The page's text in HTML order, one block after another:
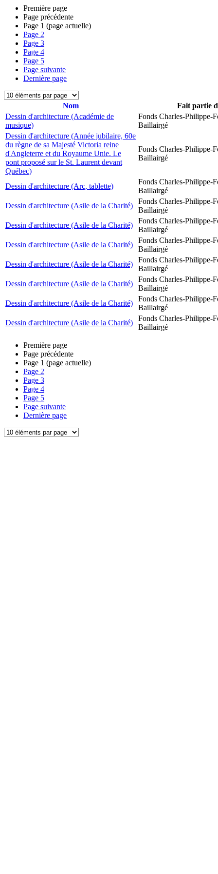
Première page
Page précédente
Page 1 (page actuelle)
Page 2
Page 3
Page 4
Page 5
Page suivante
Dernière page
Nom
Fait partie
Dessin d'architecture (Académie de
musique)
Fonds Charles-Philippe-
Baillairgé
Dessin d'architecture (Année jubilaire, 60e
du règne de sa Majesté Victoria reine
d'Angleterre et du Royaume Unie. Le
pont proposé sur le St. Laurent devant
Québec)
Fonds Charles-Philippe-
Baillairgé
Dessin d'architecture (Arc, tablette)
Fonds Charles-Philippe-
Baillairgé
Dessin d'architecture (Asile de la Charité)
Fonds Charles-Philippe-
Baillairgé
Dessin d'architecture (Asile de la Charité)
Fonds Charles-Philippe-
Baillairgé
Dessin d'architecture (Asile de la Charité)
Fonds Charles-Philippe-
Baillairgé
Dessin d'architecture (Asile de la Charité)
Fonds Charles-Philippe-
Baillairgé
Dessin d'architecture (Asile de la Charité)
Fonds Charles-Philippe-
Baillairgé
Dessin d'architecture (Asile de la Charité)
Fonds Charles-Philippe-
Baillairgé
Dessin d'architecture (Asile de la Charité)
Fonds Charles-Philippe-
Baillairgé
Première page
Page précédente
Page 1 (page actuelle)
Page 2
Page 3
Page 4
Page 5
Page suivante
Dernière page